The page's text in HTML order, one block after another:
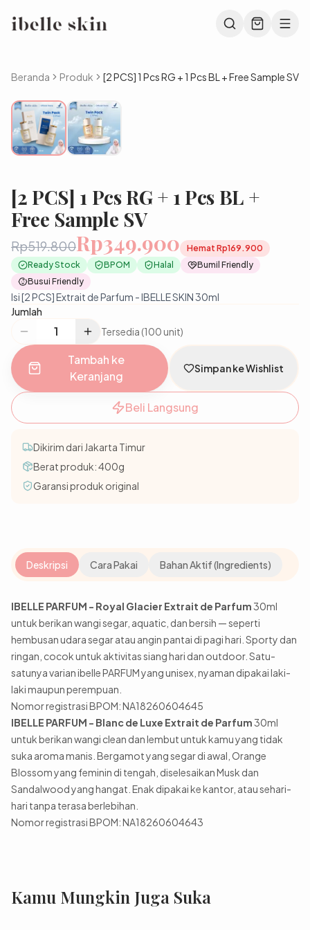
Beranda Produk [2 PCS] 1 Pcs RG + 1 Pcs BL + Free Sample SV
[2 PCS] 1 Pcs RG + 1 Pcs BL +
Free Sample SV
Rp519.800Rp349.900 Hemat Rp169.900
Ready Stock
BPOM Halal
Bumil Friendly
Busui Friendly
Isi [2 PCS] Extrait de Parfum - IBELLE SKIN 30ml
Jumlah
Tersedia (100 unit)
Tambah ke
Keranjang
Simpan ke Wishlist
Beli Langsung
Dikirim dari Jakarta Timur
Berat produk:400g
Garansi produk original
Deskripsi Cara Pakai Bahan Aktif (Ingredients)
IBELLE PARFUM - Royal Glacier Extrait de Parfum30ml
untuk berikan wangi segar, aquatic, dan bersih — seperti
hembusan udara segar atau angin pantai di pagi hari. Sporty dan
ringan, cocok untuk aktivitas siang hari dan outdoor. Satu-
satunya varian ibelle PARFUM yang unisex, nyaman dipakai laki-
laki maupun perempuan.
Nomor registrasi BPOM: NA18260604645
IBELLE PARFUM - Blanc de Luxe Extrait de Parfum30ml
untuk berikan wangi clean dan lembut untuk kamu yang tidak
suka aroma manis. Bergamot yang segar di awal, Orange
Blossom yang feminin di tengah, diselesaikan Musk dan
Sandalwood yang hangat. Enak dipakai ke kantor, atau sehari-
hari tanpa terasa berlebihan.
Nomor registrasi BPOM: NA18260604643
Kamu Mungkin Juga Suka